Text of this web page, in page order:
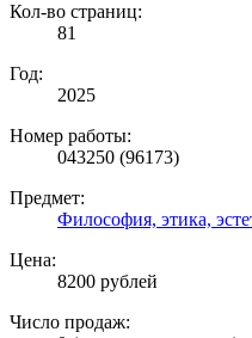
Кол-во страниц:
81
Год:
2025
Номер работы:
043250 (96173)
Предмет:
Философия, этика,
Цена:
8200 рублей
Число продаж: